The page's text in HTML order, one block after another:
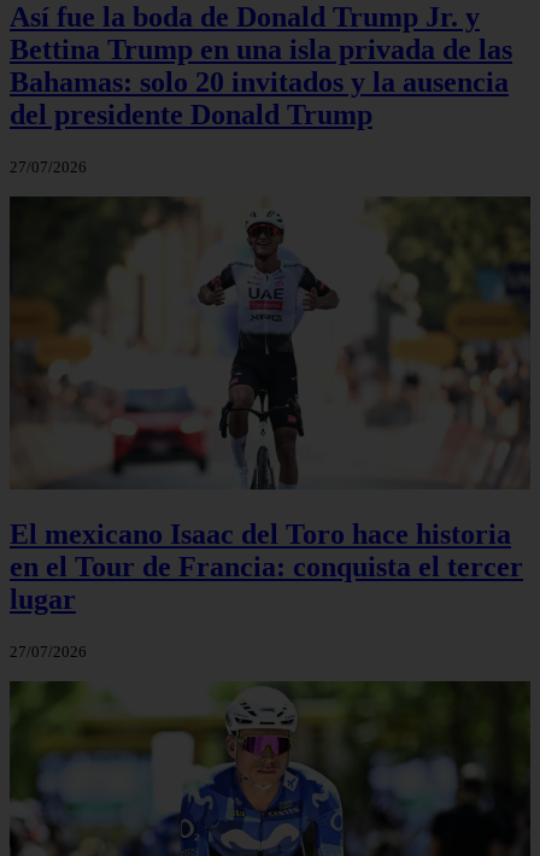
Así fue la boda de Donald Trump Jr. y
Bettina Trump en una isla privada de las
Bahamas: solo 20 invitados y la ausencia
del presidente Donald Trump
27/07/2026
El mexicano Isaac del Toro hace historia
en el Tour de Francia: conquista el tercer
lugar
27/07/2026